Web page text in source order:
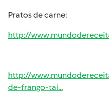
Pratos de carne:
http://
http://
de-frango-tai...